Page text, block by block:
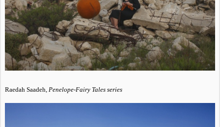
Raedah Saadeh, Penelope-Fairy Tales series